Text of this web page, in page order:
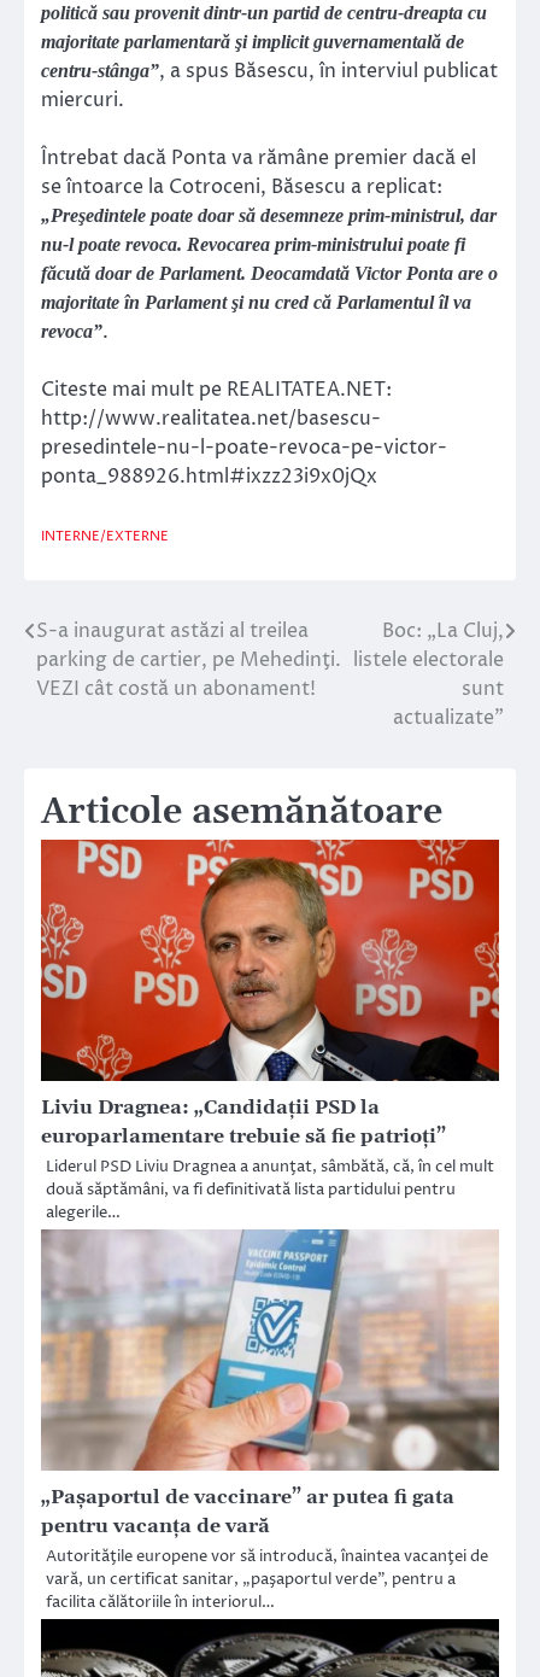
politică sau provenit dintr-un partid de centru-dreapta cu
majoritate parlamentară şi implicit guvernamentală de
centru-stânga”, a spus Băsescu, în interviul publicat
miercuri.
Întrebat dacă Ponta va rămâne premier dacă el
se întoarce la Cotroceni, Băsescu a replicat:
„Preşedintele poate doar să desemneze prim-ministrul, dar
nu-l poate revoca. Revocarea prim-ministrului poate fi
făcută doar de Parlament. Deocamdată Victor Ponta are o
majoritate în Parlament şi nu cred că Parlamentul îl va
revoca”.
Citeste mai mult pe REALITATEA.NET:
http://www.realitatea.net/basescu-
presedintele-nu-l-poate-revoca-pe-victor-
ponta_988926.html#ixzz23i9x0jQx
INTERNE/EXTERNE
Navigare
în
S-a inaugurat astăzi al treilea
parking de cartier, pe Mehedinţi.
VEZI cât costă un abonament!
Boc: „La Cluj,
listele electorale
sunt
actualizate”
Articole asemănătoare
Liviu Dragnea: „Candidații PSD la
europarlamentare trebuie să fie patrioți”
Liderul PSD Liviu Dragnea a anunţat, sâmbătă, că, în cel mult
două săptămâni, va fi definitivată lista partidului pentru
alegerile…
„Pașaportul de vaccinare” ar putea fi gata
pentru vacanța de vară
Autorităţile europene vor să introducă, înaintea vacanţei de
vară, un certificat sanitar, „paşaportul verde”, pentru a
facilita călătoriile în interiorul…